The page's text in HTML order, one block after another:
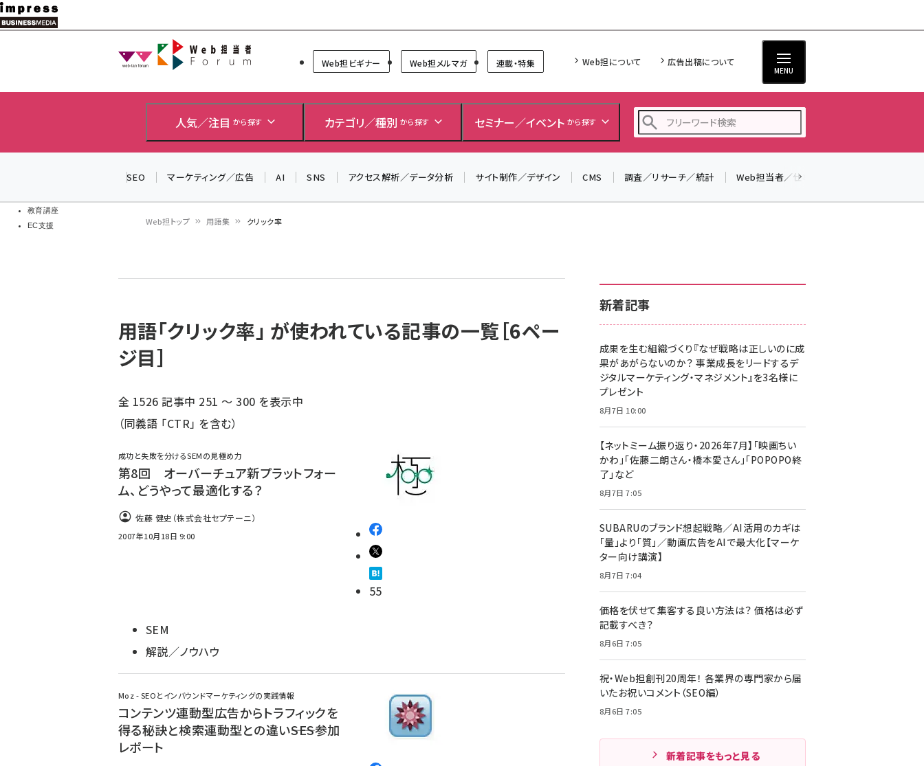
メ
イ
教育講座
EC支援
Web担当者Forum
Web担ビギナー Web担メルマガ 連載・特集 Web担について 広告出稿について
MENU
人気／注目 から探す カテゴリ／種別 から探す セミナー／イベント から探す
z世代 (1623)
meo (1277)
llmo (1167)
SEO マーケティング／広告 AI SNS アクセス解析／データ分析 サイト制作／デザイン CMS 調査／リサーチ／統計 Web担当者／仕事
ン
ず
Web担トップ 用語集 クリック率
用語「クリック率」 が使われている記事の一覧［6ペー
ジ目］
全 1526 記事中 251 ～ 300 を表示中
（同義語 「CTR」 を含む）
成功と失敗を分けるSEMの見極め力
第8回 オーバーチュア新プラットフォー
ム、どうやって最適化する？
佐藤 健史（株式会社セプテーニ）
2007年10月18日 9:00
55
SEM
解説／ノウハウ
Moz - SEOとインバウンドマーケティングの実践情報
コンテンツ連動型広告からトラフィックを
得る秘訣と検索連動型との違い――SES参加
レポート
新着記事
成果を生む組織づくり『なぜ戦略は正しいのに成
果があがらないのか？ 事業成長をリードするデ
ジタルマーケティング・マネジメント』を3名様に
プレゼント
8月7日 10:00
【ネットミーム振り返り・2026年7月】「映画ちい
かわ」「佐藤二朗さん・橋本愛さん」「POPOPO終
了」など
8月7日 7:05
SUBARUのブランド想起戦略／AI活用のカギは
「量」より「質」／動画広告をAIで最大化【マーケ
ター向け講演】
8月7日 7:04
価格を伏せて集客する良い方法は？ 価格は必ず
記載すべき？
8月6日 7:05
祝・Web担創刊20周年！ 各業界の専門家から届
いたお祝いコメント（SEO編）
8月6日 7:05
新着記事をもっと見る